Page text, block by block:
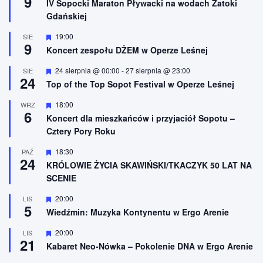
r
ó
n
o
e
IV Sopocki Maraton Pływacki na wodach Zatoki
Gdańskiej
SIE
9
W
r
ż
n
o
n
e
19:00
Koncert zespołu DŻEM w Operze Leśnej
SIE
24
W
r
ż
n
o
e
24 sierpnia @ 00:00 -27 sierpnia @ 23:00
Top of the Top Sopot Festival w Operze Leśnej
WRZ
6
W
r
ó
n
i
o
n
18:00
Koncert dla mieszkańców i przyjaciół Sopotu –
Cztery Pory Roku
PAŹ
24
W
y
r
ó
n
i
o
e
18:30
KRÓLOWIE ŻYCIA SKAWIŃSKI/TKACZYK 50 LAT NA
SCENIE
LIS
5
W
y
r
ż
n
20:00
Wiedźmin: Muzyka Kontynentu w Ergo Arenie
LIS
21
W
y
r
20:00
Kabaret Neo-Nówka – Pokolenie DNA w Ergo Arenie